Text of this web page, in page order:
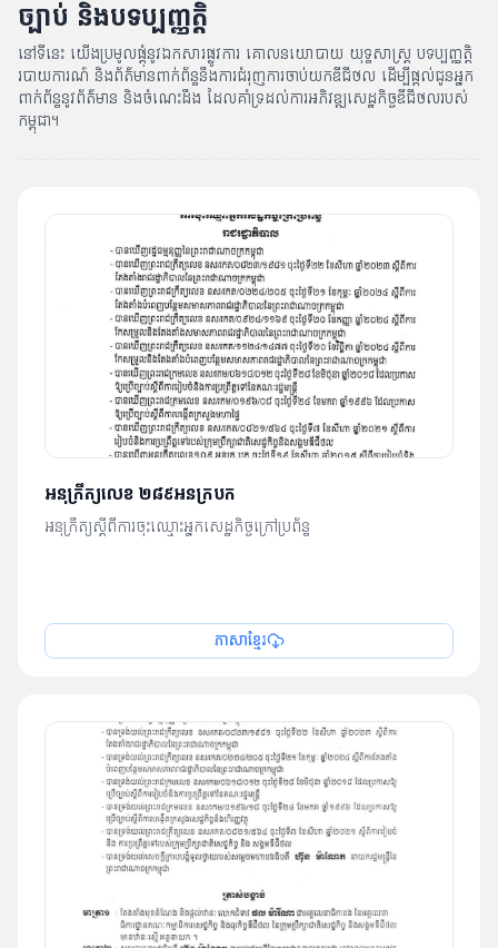
ច្បាប់ និងបទប្បញ្ញត្តិ
នៅទីនេះ យើងប្រមូលផ្តុំនូវឯកសារផ្លូវការ គោលនយោបាយ យុទ្ធសាស្ត្រ បទប្បញ្ញត្តិ
របាយការណ៍ និងព័ត៌មានពាក់ព័ន្ធនឹងការជំរុញការចាប់យកឌីជីថល ដើម្បីផ្តល់ជូនអ្នក
ពាក់ព័ន្ធនូវព័ត៌មាន និងចំណេះដឹង ដែលគាំទ្រដល់ការអភិវឌ្ឍសេដ្ឋកិច្ចឌីជីថលរបស់
កម្ពុជា។
អនុក្រឹត្យលេខ ២៨៩អនក្របក
អនុក្រឹត្យស្តីពីការចុះឈ្មោះអ្នកសេដ្ឋកិច្ចក្រៅប្រព័ន្ធ
ភាសាខ្មែរ